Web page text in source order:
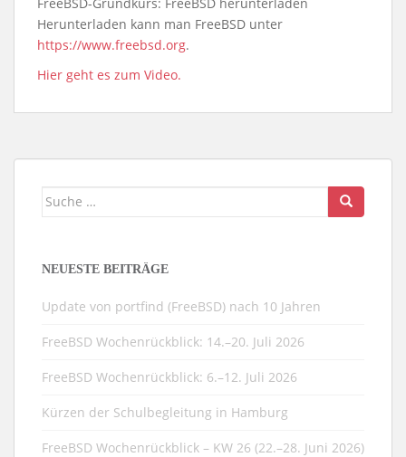
Herunterladen kann man FreeBSD unter
https://www.freebsd.org.
Hier geht es zum Video.
Suche
NEUESTE BEITRÄGE
Update von portfind (FreeBSD) nach 10 Jahren
FreeBSD Wochenrückblick: 14.–20. Juli 2026
FreeBSD Wochenrückblick: 6.–12. Juli 2026
Kürzen der Schulbegleitung in Hamburg
FreeBSD Wochenrückblick – KW 26 (22.–28. Juni 2026)